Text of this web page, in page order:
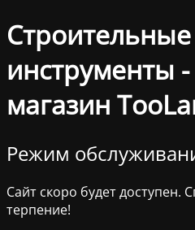
Строительные
инструменты
магазин
Режим
Сайт скоро будет доступен.
терпение!